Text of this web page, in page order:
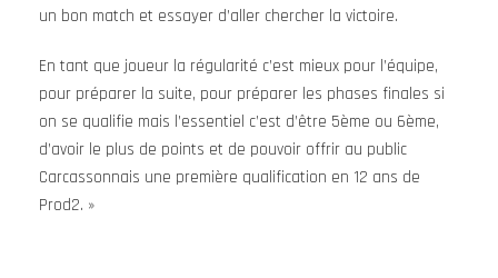
un bon match et essayer d’aller chercher la victoire.
En tant que joueur la régularité c’est mieux pour l’équipe,
pour préparer la suite, pour préparer les phases finales si
on se qualifie mais l’essentiel c’est d’être 5ème ou 6ème,
d’avoir le plus de points et de pouvoir offrir au public
Carcassonnais une première qualification en 12 ans de
Prod2. »